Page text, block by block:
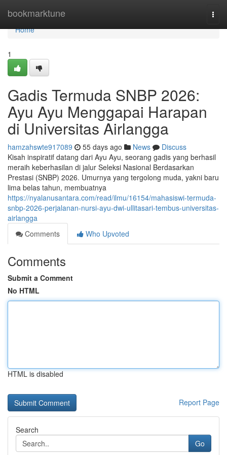
bookmarktune
Home
Home
1
Gadis Termuda SNBP 2026:
Ayu Ayu Menggapai Harapan
di Universitas Airlangga
hamzahswte917089 55 days ago News
Discuss
Kisah inspiratif datang dari Ayu Ayu, seorang gadis yang berhasil
meraih keberhasilan di jalur Seleksi Nasional Berdasarkan
Prestasi (SNBP) 2026. Umurnya yang tergolong muda, yakni baru
lima belas tahun, membuatnya
https://nyalanusantara.com/read/ilmu/16154/mahasiswi-termuda-
snbp-2026-perjalanan-nursi-ayu-dwi-ullitasari-tembus-universitas-
airlangga
Comments
Who Upvoted
Comments
Submit a Comment
No HTML
HTML is disabled
Report Page
Search
Go